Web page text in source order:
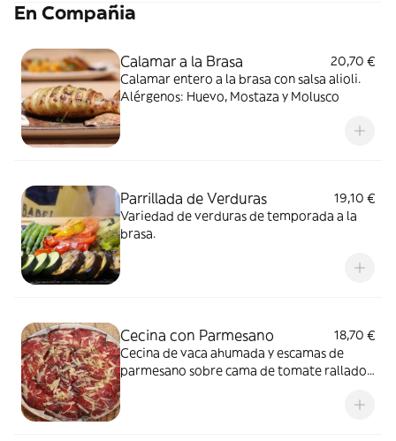
Sésamo y Soja
En Compañia
Calamar a la Brasa
20,70 €
Calamar entero a la brasa con salsa alioli.
Alérgenos: Huevo, Mostaza y Molusco
Parrillada de Verduras
19,10 €
Variedad de verduras de temporada a la
brasa.
Cecina con Parmesano
18,70 €
Cecina de vaca ahumada y escamas de
parmesano sobre cama de tomate rallado.